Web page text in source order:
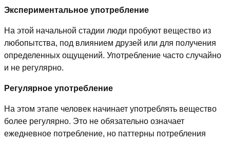
Экспериментальное употребление
На этой начальной стадии люди пробуют вещество из
любопытства, под влиянием друзей или для получения
определенных ощущений. Употребление часто случайно
и не регулярно.
Регулярное употребление
На этом этапе человек начинает употреблять вещество
более регулярно. Это не обязательно означает
ежедневное потребление, но паттерны потребления